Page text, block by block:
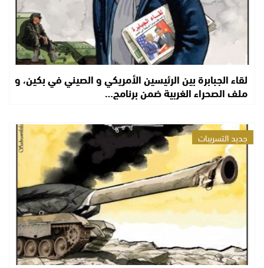
لقاء الجبابرة بين الرئيسين الأمريكي و الصيني في بكين، و
ملف الصحراء الغربية ضمن برنامج…
جديد التسريبات